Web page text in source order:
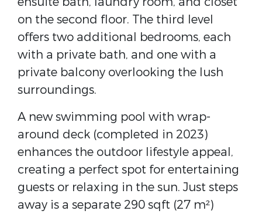
on the second floor. The third level
offers two additional bedrooms, each
with a private bath, and one with a
private balcony overlooking the lush
surroundings.
A new swimming pool with wrap-
around deck (completed in 2023)
enhances the outdoor lifestyle appeal,
creating a perfect spot for entertaining
guests or relaxing in the sun. Just steps
away is a separate 290 sqft (27 m²)